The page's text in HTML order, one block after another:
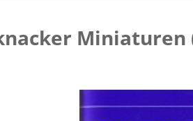
Miniaturen